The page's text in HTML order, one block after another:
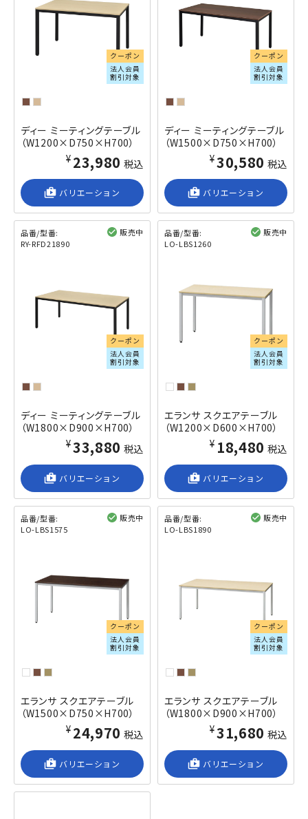
クーポン
法人会員
割引対象
ディー ミーティングテーブル
（W1200×D750×H700）
¥23,980 税込
shop_2 バリエーション
クーポン
法人会員
割引対象
ディー ミーティングテーブル
（W1500×D750×H700）
¥30,580 税込
shop_2 バリエーション
品番/型番:
RY-RFD21890
販売中
クーポン
法人会員
割引対象
ディー ミーティングテーブル
（W1800×D900×H700）
¥33,880 税込
shop_2 バリエーション
品番/型番:
LO-LBS1260
販売中
クーポン
法人会員
割引対象
エランサ スクエアテーブル
（W1200×D600×H700）
¥18,480 税込
shop_2 バリエーション
品番/型番:
LO-LBS1575
販売中
クーポン
法人会員
割引対象
エランサ スクエアテーブル
（W1500×D750×H700）
¥24,970 税込
shop_2 バリエーション
品番/型番:
LO-LBS1890
販売中
クーポン
法人会員
割引対象
エランサ スクエアテーブル
（W1800×D900×H700）
¥31,680 税込
shop_2 バリエーション